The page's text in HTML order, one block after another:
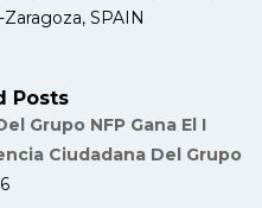
SPAIN
Posts
Grupo NFP Gana El I
Ciudadana Del Grupo